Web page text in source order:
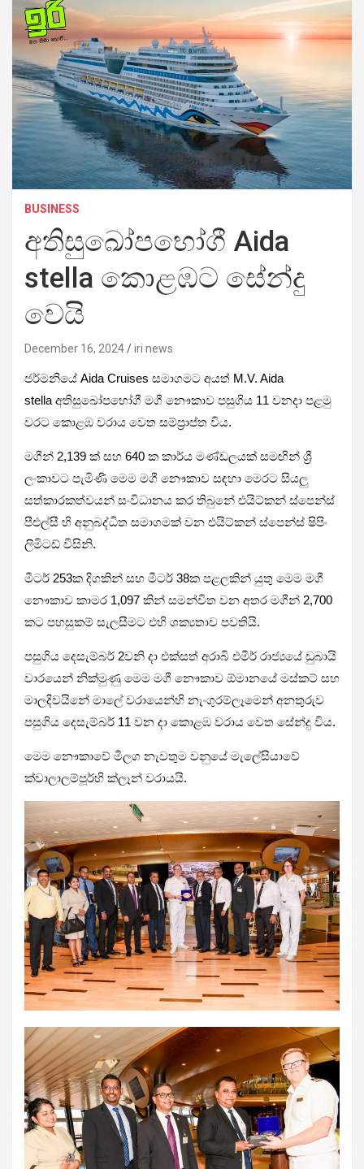
BUSINESS
අතිසුඛෝපභෝගී Aida
stella කොළඹට සේන්දු
වෙයි
December 16, 2024 iri news
ජර්මනියේ Aida Cruises සමාගමට අයත් M.V. Aida
stella අතිසුඛෝපභෝගී මගී නෞකාව පසුගිය 11 වනදා පළමු
වරට කොළඹ වරාය වෙත සම්ප්‍රාප්ත විය.
මගීන් 2,139 ක් සහ 640 ක කාර්ය මණ්ඩලයක් සමඟින් ශ්‍රී
ලංකාවට පැමිණි මෙම මගී නෞකාව සඳහා මෙරට සියලු
සත්කාරකත්වයන් සංවිධානය කර තිබුනේ එයිට්කන් ස්පෙන්ස්
පීඑල්සී හි අනුබද්ධිත සමාගමක් වන එයිට්කන් ස්පෙන්ස් ෂිපිං
ලිමිටඩ් විසිනි.
මීටර් 253ක දිගකින් සහ මීටර් 38ක පළලකින් යුතු මෙම මගී
නෞකාව කාමර 1,097 කින් සමන්විත වන අතර මගීන් 2,700
කට පහසුකම් සැලසීමට එහි ශක්‍යතාව පවතියි.
පසුගිය දෙසැම්බර් 2වනි දා එක්සත් අරාබි එමීර් රාජ්‍යයේ ඩුබායි
වාරයෙන් නික්මුණු මෙම මගී නෞකාව ඕමානයේ මස්කට් සහ
මාලදිවයිනේ මාලේ වරායෙන්හි නැංගුරම්ලෑමෙන් අනතුරුව
පසුගිය දෙසැම්බර් 11 වන දා කොළඹ වරාය වෙත සේන්දු විය.
මෙම නෞකාවේ මීලග නැවතුම වනුයේ මැලේසියාවේ
ක්වාලාලම්පූර්හි ක්ලෑන් වරායයි.